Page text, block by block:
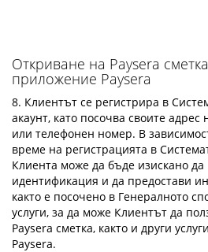
Откриване на Paysera
приложение Paysera
8. Клиентът се регистрира в
акаунт, като посочва своите
или телефонен номер. В
време на регистрацията в
Клиента може да бъде изискано
идентификация и да предостави
както е посочено в Генералното
услуги, за да може Клиентът да
Paysera сметка, както и други
Paysera.